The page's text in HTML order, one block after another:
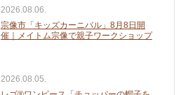
2026.08.06.
宗像市「キッズカーニバル」8月8日開
催｜メイトム宗像で親子ワークショップ
2026.08.05.